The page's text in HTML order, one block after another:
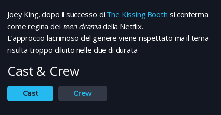
Joey King, dopo il successo di The Kissing Booth si conferma
come regina dei teen dramadella Netflix.
L’approccio lacrimoso del genere viene rispettato ma il tema
risulta troppo diluito nelle due di durata
Cast & Crew
Cast Crew